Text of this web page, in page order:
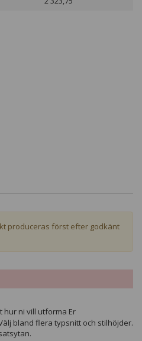
produceras först efter godkänt
hur ni vill utforma Er
bland flera typsnitt och stilhöjder.